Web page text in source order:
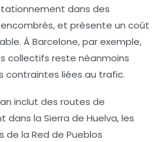
dans des
et présente un coût
À Barcelone, par exemple,
collectifs reste néanmoins
contraintes liées au trafic.
inclut des routes de
la Sierra de Huelva, les
de la Red de Pueblos